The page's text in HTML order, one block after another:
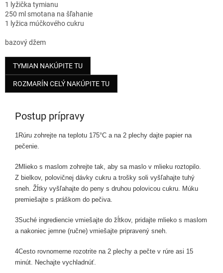
1 lyžička tymianu
250 ml smotana na šľahanie
1 lyžica múčkového cukru
bazový džem
TYMIAN NAKÚPITE TU
ROZMARÍN CELÝ NAKÚPITE TU
Postup prípravy
1Rúru zohrejte na teplotu 175°C a na 2 plechy dajte papier na
pečenie.
2Mlieko s maslom zohrejte tak, aby sa maslo v mlieku roztopilo.
Z bielkov, polovičnej dávky cukru a trošky soli vyšľahajte tuhý
sneh. Žĺtky vyšľahajte do peny s druhou polovicou cukru. Múku
premiešajte s práškom do pečiva.
3Suché ingrediencie vmiešajte do žĺtkov, pridajte mlieko s maslom
a nakoniec jemne (ručne) vmiešajte pripravený sneh.
4Cesto rovnomerne rozotrite na 2 plechy a pečte v rúre asi 15
minút. Nechajte vychladnúť.